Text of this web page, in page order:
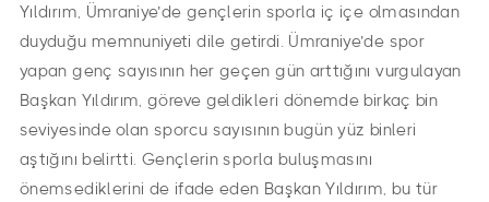
Yıldırım, Ümraniye’de gençlerin sporla iç içe olmasından
duyduğu memnuniyeti dile getirdi. Ümraniye’de spor
yapan genç sayısının her geçen gün arttığını vurgulayan
Başkan Yıldırım, göreve geldikleri dönemde birkaç bin
seviyesinde olan sporcu sayısının bugün yüz binleri
aştığını belirtti. Gençlerin sporla buluşmasını
önemsediklerini de ifade eden Başkan Yıldırım, bu tür